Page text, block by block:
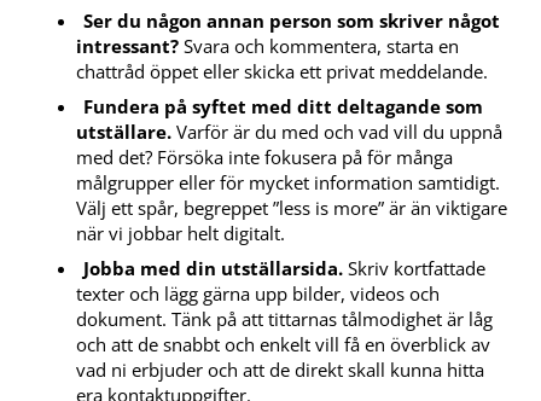
Ser du någon annan person som skriver något
intressant? Svara och kommentera, starta en
chattråd öppet eller skicka ett privat meddelande.
Fundera på syftet med ditt deltagande som
utställare. Varför är du med och vad vill du uppnå
med det? Försöka inte fokusera på för många
målgrupper eller för mycket information samtidigt.
Välj ett spår, begreppet ”less is more” är än viktigare
när vi jobbar helt digitalt.
Jobba med din utställarsida. Skriv kortfattade
texter och lägg gärna upp bilder, videos och
dokument. Tänk på att tittarnas tålmodighet är låg
och att de snabbt och enkelt vill få en överblick av
vad ni erbjuder och att de direkt skall kunna hitta
era kontaktuppgifter.